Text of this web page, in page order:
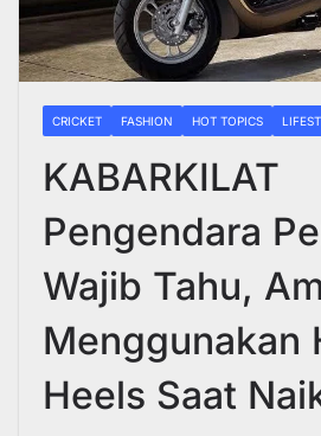
CRICKET FASHION HOT TOPICS
KABARKILAT
Pengendara
Wajib Tahu,
Menggunakan
Heels Saat